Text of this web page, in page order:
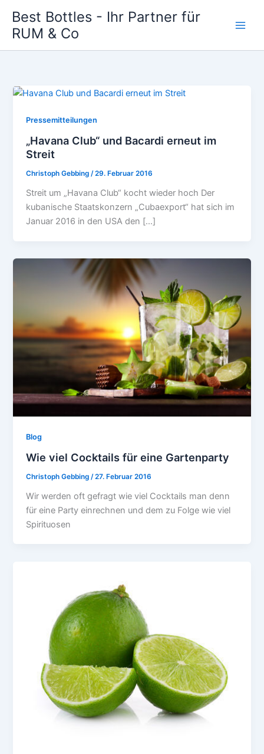
Inhalt
springen
Best Bottles - Ihr Partner für
RUM & Co
Pressemitteilungen
„Havana Club“ und Bacardi erneut im
Streit
Christoph Gebbing/29. Februar 2016
Streit um „Havana Club“ kocht wieder hoch Der
kubanische Staatskonzern „Cubaexport“ hat sich im
Januar 2016 in den USA den […]
Blog
Wie viel Cocktails für eine Gartenparty
Christoph Gebbing /27. Februar 2016
Wir werden oft gefragt wie viel Cocktails man denn
für eine Party einrechnen und dem zu Folge wie viel
Spirituosen